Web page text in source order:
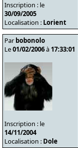
Inscription : le
30/09/2005
Localisation : Lorient
Par bobonolo
Le01/02/2006à 17:33:01
Inscription : le
14/11/2004
Localisation : Dole